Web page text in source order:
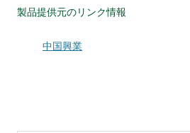
製品提供元のリンク情報
中国興業